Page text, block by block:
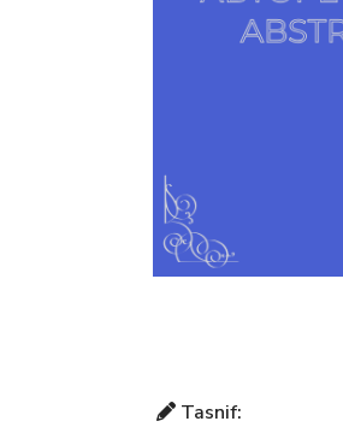
Tasnif: